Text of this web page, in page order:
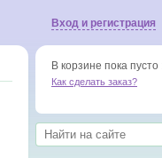
Вход и регистрация
В корзине пока пусто
Как сделать заказ?